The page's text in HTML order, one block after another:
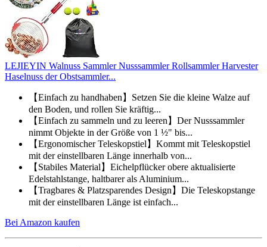
LEJIEYIN Walnuss Sammler Nusssammler Rollsammler Harvester
Haselnuss der Obstsammler...
【Einfach zu handhaben】Setzen Sie die kleine Walze auf
den Boden, und rollen Sie kräftig...
【Einfach zu sammeln und zu leeren】Der Nusssammler
nimmt Objekte in der Größe von 1 ½" bis...
【Ergonomischer Teleskopstiel】Kommt mit Teleskopstiel
mit der einstellbaren Länge innerhalb von...
【Stabiles Material】Eichelpflücker obere aktualisierte
Edelstahlstange, haltbarer als Aluminium...
【Tragbares & Platzsparendes Design】Die Teleskopstange
mit der einstellbaren Länge ist einfach...
Bei Amazon kaufen